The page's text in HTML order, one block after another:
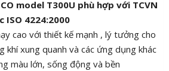
model T300U phù hợp với TCVN
ISO 4224:2000
cao với thiết kế mạnh , lý tưởng cho
khí xung quanh và các ứng dụng khác
màu lớn, sống động và bền